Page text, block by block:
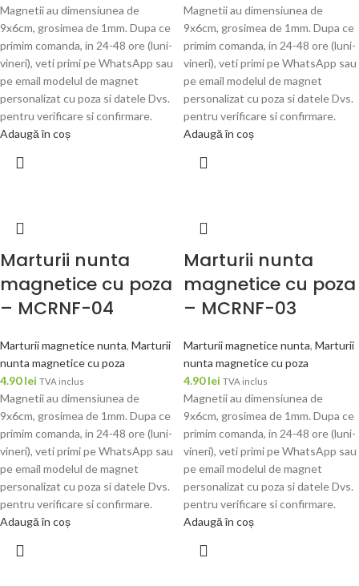
Magnetii au dimensiunea de
9x6cm, grosimea de 1mm. Dupa ce
primim comanda, in 24-48 ore (luni-
vineri), veti primi pe WhatsApp sau
pe email modelul de magnet
personalizat cu poza si datele Dvs.
pentru verificare si confirmare.
Adaugă în coș
Magnetii au dimensiunea de
9x6cm, grosimea de 1mm. Dupa ce
primim comanda, in 24-48 ore (luni-
vineri), veti primi pe WhatsApp sau
pe email modelul de magnet
personalizat cu poza si datele Dvs.
pentru verificare si confirmare.
Adaugă în coș
Marturii nunta
magnetice cu poza
– MCRNF-04
Marturii magnetice nunta, Marturii
nunta magnetice cu poza
4.90lei TVA inclus
Magnetii au dimensiunea de
9x6cm, grosimea de 1mm. Dupa ce
primim comanda, in 24-48 ore (luni-
vineri), veti primi pe WhatsApp sau
pe email modelul de magnet
personalizat cu poza si datele Dvs.
pentru verificare si confirmare.
Adaugă în coș
Marturii nunta
magnetice cu poza
– MCRNF-03
Marturii magnetice nunta, Marturii
nunta magnetice cu poza
4.90lei TVA inclus
Magnetii au dimensiunea de
9x6cm, grosimea de 1mm. Dupa ce
primim comanda, in 24-48 ore (luni-
vineri), veti primi pe WhatsApp sau
pe email modelul de magnet
personalizat cu poza si datele Dvs.
pentru verificare si confirmare.
Adaugă în coș